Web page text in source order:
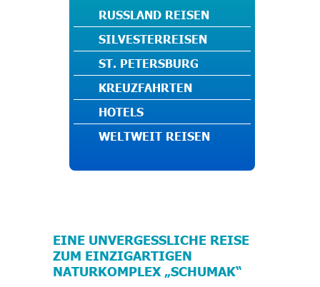
RUSSLAND REISEN
SILVESTERREISEN
ST. PETERSBURG
KREUZFAHRTEN
HOTELS
WELTWEIT REISEN
EINE UNVERGESSLICHE REISE
ZUM EINZIGARTIGEN
NATURKOMPLEX „SCHUMAK“